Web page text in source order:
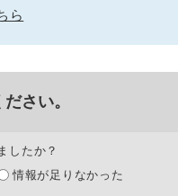
ら
さい。
したか？
情報が足りなかった